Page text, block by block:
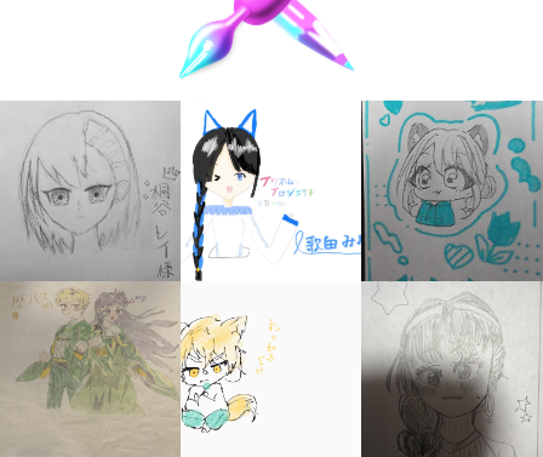
キミノラジオ配信中！
いろんな動画が